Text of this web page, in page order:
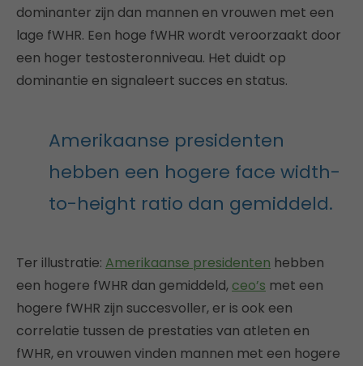
dominanter zijn dan mannen en vrouwen met een
lage fWHR. Een hoge fWHR wordt veroorzaakt door
een hoger testosteronniveau. Het duidt op
dominantie en signaleert succes en status.
Amerikaanse presidenten
hebben een hogere face width-
to-height ratio dan gemiddeld.
Ter illustratie: Amerikaanse presidenten hebben
een hogere fWHR dan gemiddeld, ceo’s met een
hogere fWHR zijn succesvoller, er is ook een
correlatie tussen de prestaties van atleten en
fWHR, en vrouwen vinden mannen met een hogere